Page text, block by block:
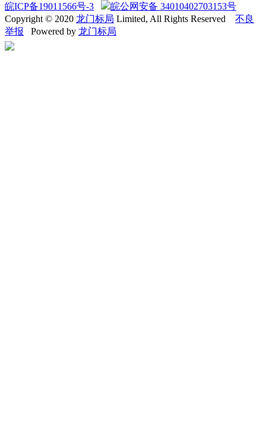
皖ICP备19011566号-3
皖公网安备 34010402703153号
Copyright © 2020 龙门标局 Limited, All Rights Reserved 不良
举报 Powered by 龙门标局